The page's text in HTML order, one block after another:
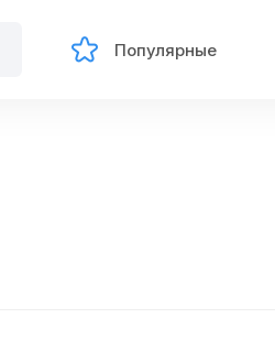
Популярные